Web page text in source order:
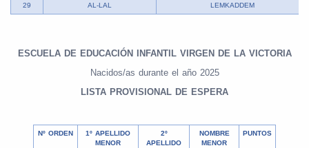
29 AL-LAL LEMKADDEM
ESCUELA DE EDUCACIÓN INFANTIL VIRGEN DE LA VICTORIA
Nacidos/as durante el año 2025
LISTA PROVISIONAL DE ESPERA
Nº ORDEN
1º APELLIDO
MENOR
2º
APELLIDO
NOMBRE
MENOR
PUNTOS